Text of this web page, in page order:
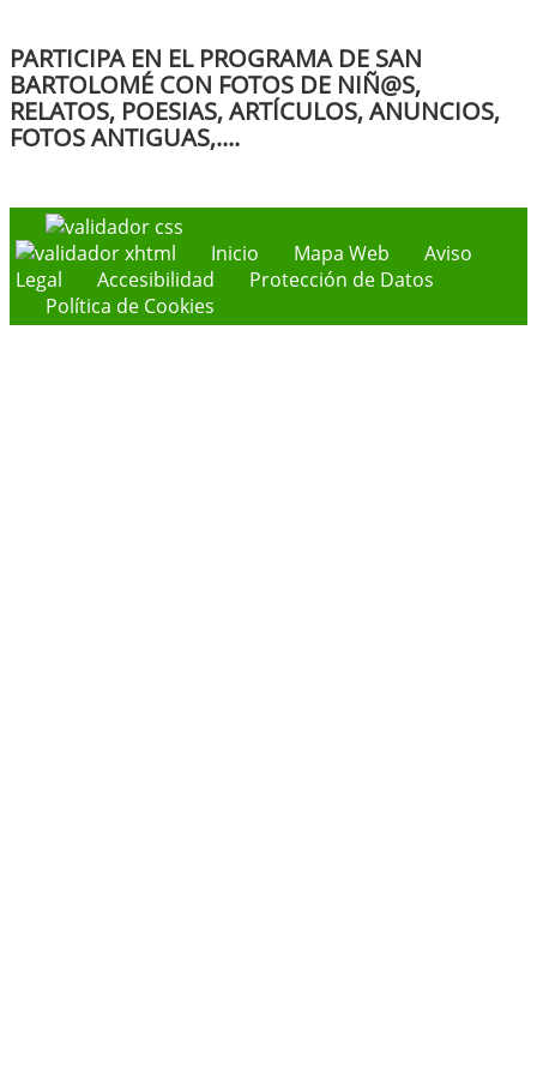
PARTICIPA EN EL PROGRAMA DE SAN
BARTOLOMÉ CON FOTOS DE NIÑ@S,
RELATOS, POESIAS, ARTÍCULOS, ANUNCIOS,
FOTOS ANTIGUAS,....
Inicio Mapa Web
Aviso
Legal
Accesibilidad
Protección de Datos
Política de Cookies